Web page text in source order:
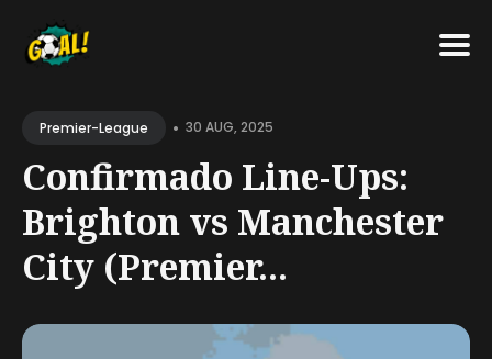
forPremier-League • 30 AUG, 2025
Confirmado Line-Ups:
Brighton vs Manchester
City (Premier...